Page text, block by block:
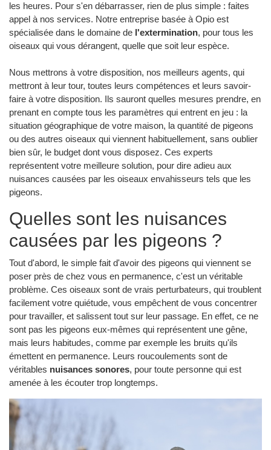
les heures. Pour s'en débarrasser, rien de plus simple : faites
appel à nos services. Notre entreprise basée à Opio est
spécialisée dans le domaine de l'extermination, pour tous les
oiseaux qui vous dérangent, quelle que soit leur espèce.
Nous mettrons à votre disposition, nos meilleurs agents, qui
mettront à leur tour, toutes leurs compétences et leurs savoir-
faire à votre disposition. Ils sauront quelles mesures prendre, en
prenant en compte tous les paramètres qui entrent en jeu : la
situation géographique de votre maison, la quantité de pigeons
ou des autres oiseaux qui viennent habituellement, sans oublier
bien sûr, le budget dont vous disposez. Ces experts
représentent votre meilleure solution, pour dire adieu aux
nuisances causées par les oiseaux envahisseurs tels que les
pigeons.
Quelles sont les nuisances
causées par les pigeons ?
Tout d'abord, le simple fait d'avoir des pigeons qui viennent se
poser près de chez vous en permanence, c'est un véritable
problème. Ces oiseaux sont de vrais perturbateurs, qui troublent
facilement votre quiétude, vous empêchent de vous concentrer
pour travailler, et salissent tout sur leur passage. En effet, ce ne
sont pas les pigeons eux-mêmes qui représentent une gêne,
mais leurs habitudes, comme par exemple les bruits qu'ils
émettent en permanence. Leurs roucoulements sont de
véritables nuisances sonores, pour toute personne qui est
amenée à les écouter trop longtemps.